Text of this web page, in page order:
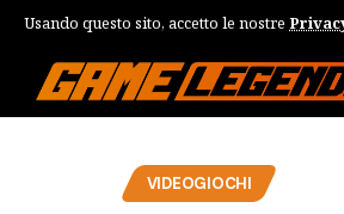
Usando questo sito, accetto le nostre
VIDEOGIOCHI